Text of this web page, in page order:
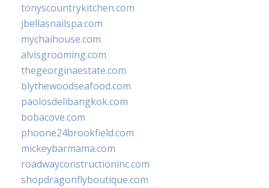
tonyscountrykitchen.com
jbellasnailspa.com
mychaihouse.com
alvisgrooming.com
thegeorginaestate.com
blythewoodseafood.com
paolosdelibangkok.com
bobacove.com
phoone24brookfield.com
mickeybarmama.com
roadwayconstructioninc.com
shopdragonflyboutique.com